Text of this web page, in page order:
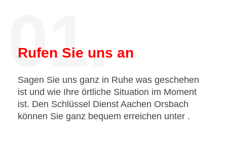
01.
Rufen Sie uns an
Sagen Sie uns ganz in Ruhe was geschehen
ist und wie Ihre örtliche Situation im Moment
ist. Den Schlüssel Dienst Aachen Orsbach
können Sie ganz bequem erreichen unter .